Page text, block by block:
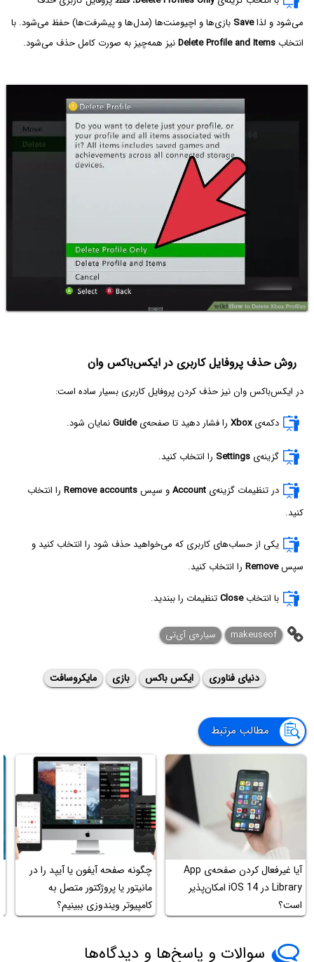
می‌شود و لذاSave بازی‌ها و اچیومنت‌ها (مدل‌ها و پیشرفت‌ها) حفظ می‌شود. با
انتخاب Delete Profile and Itemsنیز همه‌چیز به صورت کامل حذف می‌شود.
روش حذف پروفایل کاربری در ایکس‌باکس وان
در ایکس‌باکس وان نیز حذف کردن پروفایل کاربری بسیار ساده است:
دکمه‌یXbox را فشار دهید تا صفحه‌یGuideنمایان شود.
گزینه‌ی Settings را انتخاب کنید.
در تنظیمات گزینه‌ی Accountو سپسRemove accounts را انتخاب
کنید.
یکی از حساب‌های کاربری که می‌خواهید حذف شود را انتخاب کنید و
سپسRemove را انتخاب کنید.
با انتخابCloseتنظیمات را ببندید.
makeuseof سیاره‌ی آی‌تی
دنیای فناوری ایکس باکس بازی مایکروسافت
مطالب مرتبط
آیا غیرفعال کردن صفحه‌ی App
Library در iOS 14 امکان‌پذیر
است؟
چگونه صفحه آیفون یا آیپد را در
مانیتور یا پروژکتور متصل به
کامپیوتر ویندوزی ببینیم؟
سوالات و پاسخ‌ها و دیدگاه‌ها